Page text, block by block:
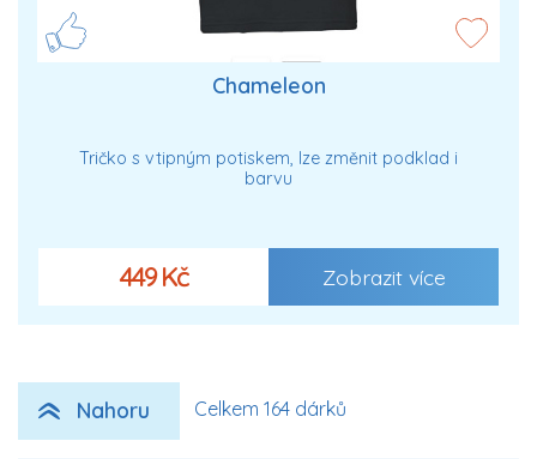
Chameleon
Tričko s vtipným potiskem, lze změnit podklad i
barvu
449 Kč Zobrazit více
Nahoru Celkem 164 dárků